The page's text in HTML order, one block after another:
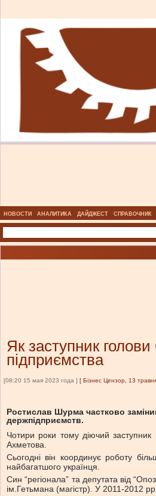
НОВОСТИ АНАЛИТИКА ДАЙДЖЕСТ СПРАВОЧНИК
Як заступник
підприємства
[08:20 15 мая 2023 года ] [ Бізнес Цензор, 13
Ростислав Шурма частково
держпідприємств.
Чотири роки тому діючий заступник
Ахметова.
Сьогодні він координує роботу
найбагатшого українця.
Син “регіонала” та депутата від
ім.Гетьмана (магістр). У 2011-2012